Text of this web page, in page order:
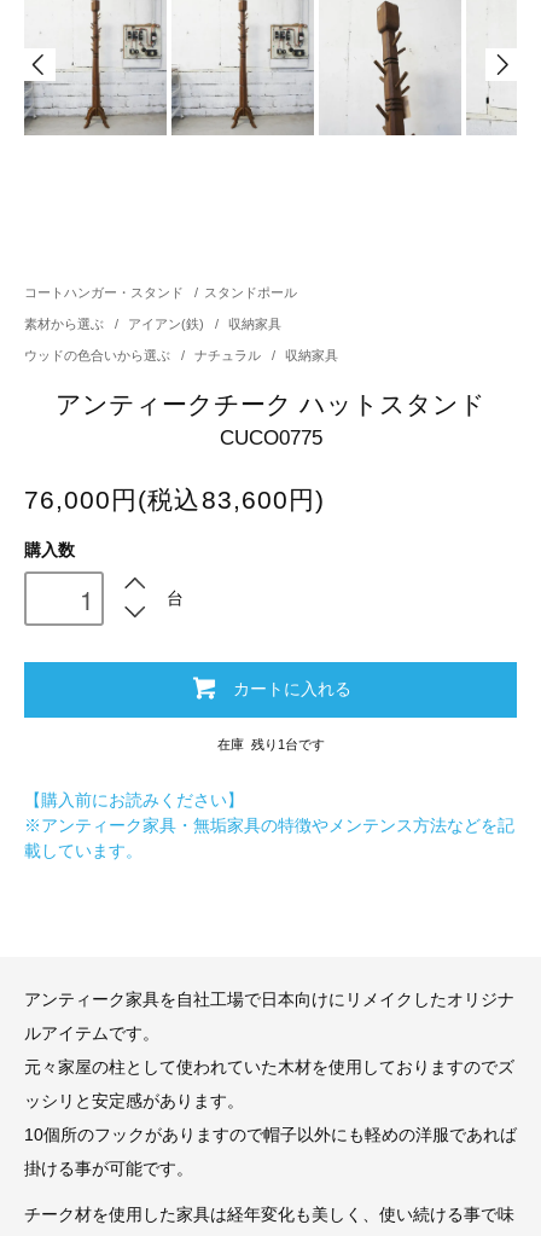
コートハンガー・スタンド / スタンドポール
素材から選ぶ / アイアン(鉄) / 収納家具
ウッドの色合いから選ぶ / ナチュラル / 収納家具
アンティークチーク ハットスタンド
CUCO0775
76,000円(税込83,600円)
購入数
台
カートに入れる
在庫 残り1台です
【購入前にお読みください】
※アンティーク家具・無垢家具の特徴やメンテンス方法などを記
載しています。
アンティーク家具を自社工場で日本向けにリメイクしたオリジナ
ルアイテムです。
元々家屋の柱として使われていた木材を使用しておりますのでズ
ッシリと安定感があります。
10個所のフックがありますので帽子以外にも軽めの洋服であれば
掛ける事が可能です。
チーク材を使用した家具は経年変化も美しく、使い続ける事で味